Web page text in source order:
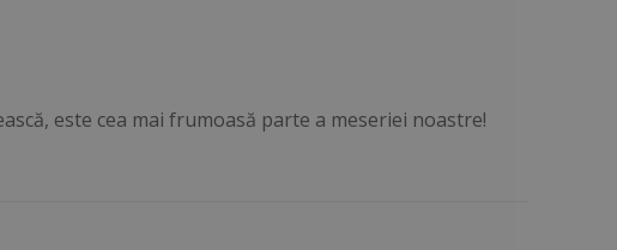
este cea mai frumoasă parte a meseriei noastre!